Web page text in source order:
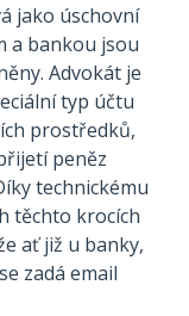
jako úschovní
a bankou jsou
Advokát je
typ účtu
prostředků,
peněz
technickému
těchto krocích
ať již u banky,
zadá email